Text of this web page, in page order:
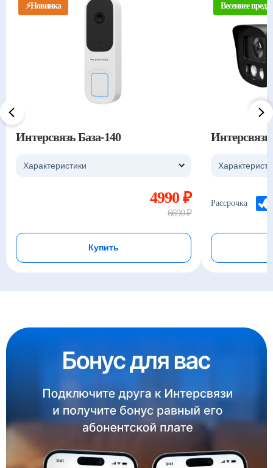
⚡️Новинка
Интерсвязь База-140
Характеристики
4990 ₽
6690 ₽
Купить
Весеннее
Рассрочка